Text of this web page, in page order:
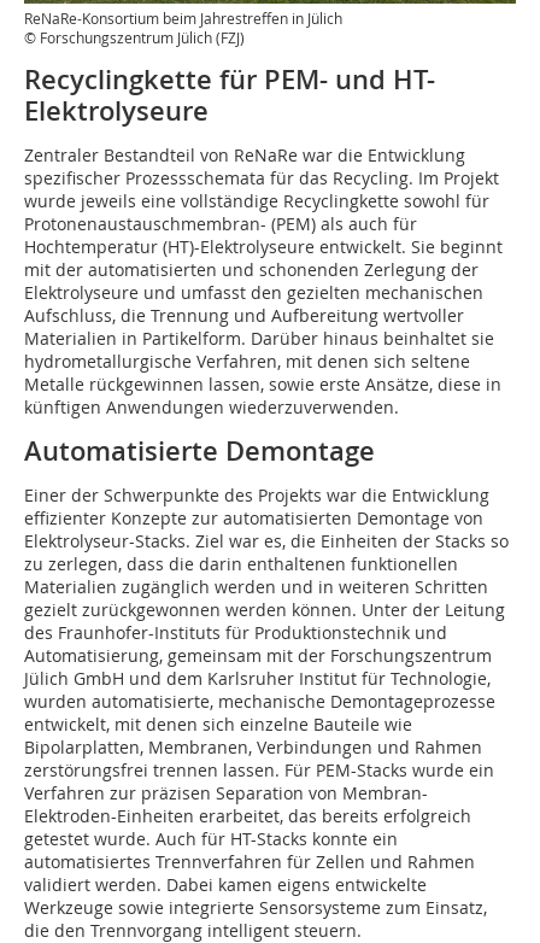
ReNaRe-Konsortium beim Jahrestreffen in Jülich
© Forschungszentrum Jülich (FZJ)
Recyclingkette für PEM- und HT-
Elektrolyseure
Zentraler Bestandteil von ReNaRe war die Entwicklung
spezifischer Prozessschemata für das Recycling. Im Projekt
wurde jeweils eine vollständige Recyclingkette sowohl für
Protonenaustauschmembran- (PEM) als auch für
Hochtemperatur (HT)-Elektrolyseure entwickelt. Sie beginnt
mit der automatisierten und schonenden Zerlegung der
Elektrolyseure und umfasst den gezielten mechanischen
Aufschluss, die Trennung und Aufbereitung wertvoller
Materialien in Partikelform. Darüber hinaus beinhaltet sie
hydrometallurgische Verfahren, mit denen sich seltene
Metalle rückgewinnen lassen, sowie erste Ansätze, diese in
künftigen Anwendungen wiederzuverwenden.
Automatisierte Demontage
Einer der Schwerpunkte des Projekts war die Entwicklung
effizienter Konzepte zur automatisierten Demontage von
Elektrolyseur-Stacks. Ziel war es, die Einheiten der Stacks so
zu zerlegen, dass die darin enthaltenen funktionellen
Materialien zugänglich werden und in weiteren Schritten
gezielt zurückgewonnen werden können. Unter der Leitung
des Fraunhofer-Instituts für Produktionstechnik und
Automatisierung, gemeinsam mit der Forschungszentrum
Jülich GmbH und dem Karlsruher Institut für Technologie,
wurden automatisierte, mechanische Demontageprozesse
entwickelt, mit denen sich einzelne Bauteile wie
Bipolarplatten, Membranen, Verbindungen und Rahmen
zerstörungsfrei trennen lassen. Für PEM-Stacks wurde ein
Verfahren zur präzisen Separation von Membran-
Elektroden-Einheiten erarbeitet, das bereits erfolgreich
getestet wurde. Auch für HT-Stacks konnte ein
automatisiertes Trennverfahren für Zellen und Rahmen
validiert werden. Dabei kamen eigens entwickelte
Werkzeuge sowie integrierte Sensorsysteme zum Einsatz,
die den Trennvorgang intelligent steuern.